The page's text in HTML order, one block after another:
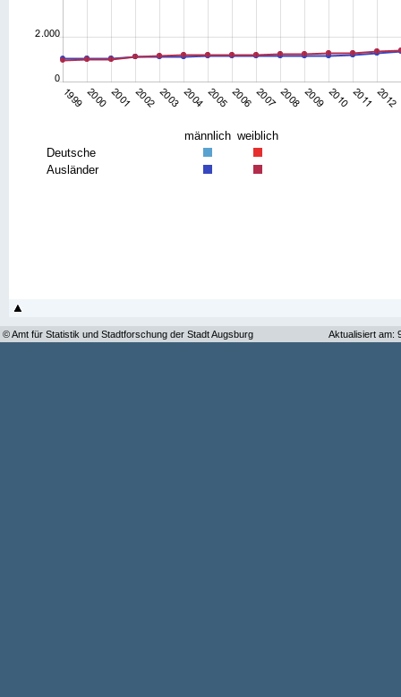
männlich weiblich
Deutsche
Ausländer
© Amt für Statistik und Stadtforschung der Stadt Augsburg Aktualisiert am: